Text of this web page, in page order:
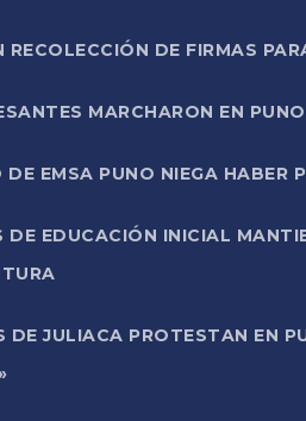
RECOLECCIÓN DE FIRMAS
MARCHARON EN
DE EMSA PUNO NIEGA
DE EDUCACIÓN INICIAL
DE JULIACA PROTESTAN EN